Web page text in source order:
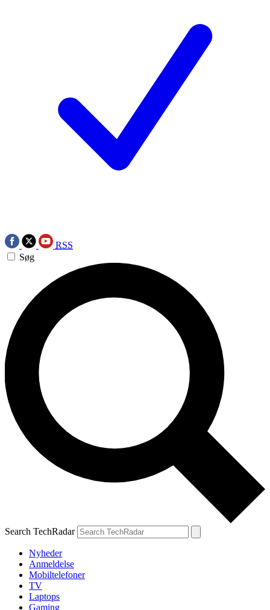
RSS
Søg
Search TechRadar
Nyheder
Anmeldelse
Mobiltelefoner
TV
Laptops
Gaming